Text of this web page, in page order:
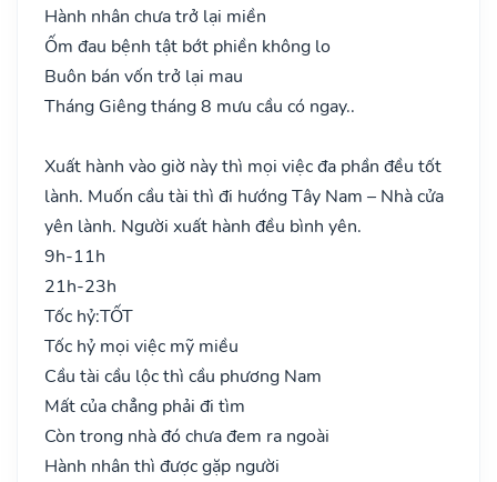
Hành nhân chưa trở lại miền
Ốm đau bệnh tật bớt phiền không lo
Buôn bán vốn trở lại mau
Tháng Giêng tháng 8 mưu cầu có ngay..
Xuất hành vào giờ này thì mọi việc đa phần đều tốt
lành. Muốn cầu tài thì đi hướng Tây Nam – Nhà cửa
yên lành. Người xuất hành đều bình yên.
9h-11h
21h-23h
Tốc hỷ:TỐT
Tốc hỷ mọi việc mỹ miều
Cầu tài cầu lộc thì cầu phương Nam
Mất của chẳng phải đi tìm
Còn trong nhà đó chưa đem ra ngoài
Hành nhân thì được gặp người